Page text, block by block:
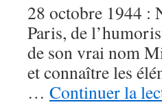
28 octobre 1944 :
Paris, de
de son vrai nom
et connaître les
… Continuer la